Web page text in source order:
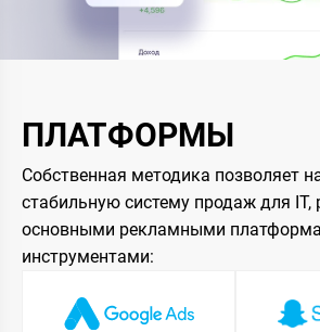
ПЛАТФОРМЫ
Собственная методика позволяет
стабильную систему продаж для IT,
основными рекламными
инструментами: